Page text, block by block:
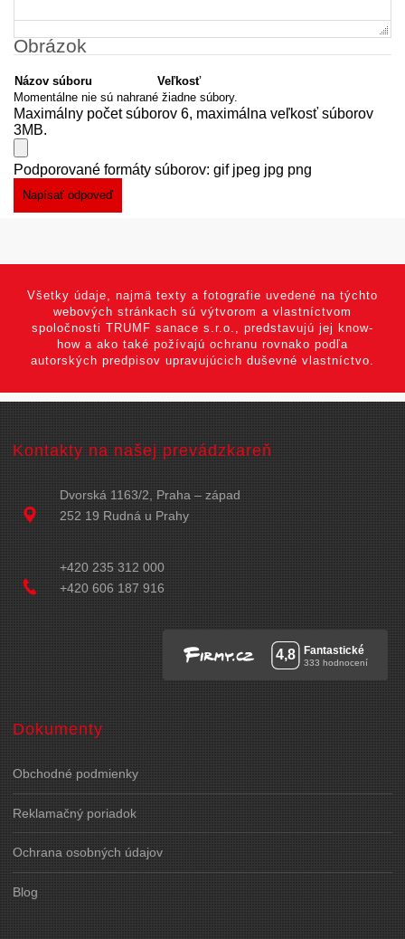
Obrázok
Názov súboru
Veľkosť
Momentálne nie sú nahrané žiadne súbory.
Maximálny počet súborov 6, maximálna veľkosť súborov
3MB.
Podporované formáty súborov: gif jpeg jpg png
Všetky údaje, najmä texty a fotografie uvedené na týchto
webových stránkach sú výtvorom a vlastníctvom
spoločnosti TRUMF sanace s.r.o., predstavujú jej know-
how a ako také požívajú ochranu rovnako podľa
autorských predpisov upravujúcich duševné vlastníctvo.
Kontakty na našej prevádzkareň
Dvorská 1163/2, Praha – západ
252 19 Rudná u Prahy
+420 235 312 000
+420 606 187 916
Dokumenty
Obchodné podmienky
Reklamačný poriadok
Ochrana osobných údajov
Blog